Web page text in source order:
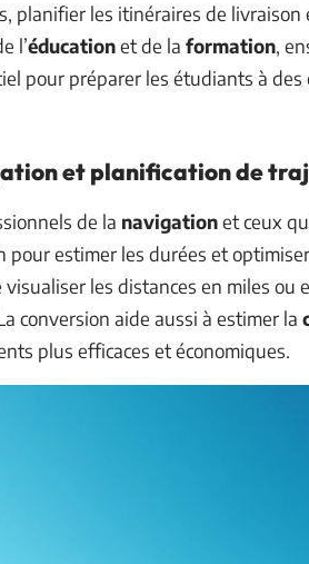
planifier les itinéraires de
l’éducationet de la formation,
pour préparer les étudiants à
et planification de
de la navigationet ceux
pour estimer les durées et
visualiser les distances en miles
conversion aide aussi à estimer la
plus efficaces et économiques.